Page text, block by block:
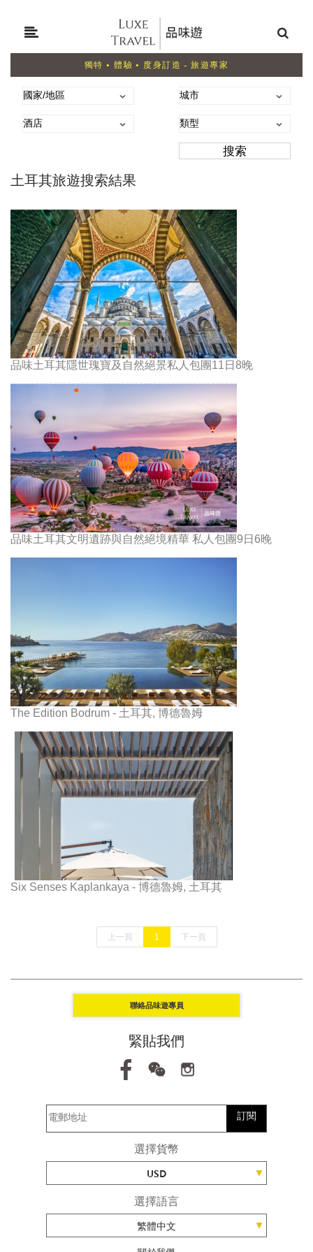
獨特 • 體驗 • 度身訂造 - 旅遊專家
土耳其旅遊搜索結果
品味土耳其隱世瑰寶及自然絕景私人包團11日8晚
品味土耳其文明遺跡與自然絕境精華 私人包團9日6晚
The Edition Bodrum - 土耳其, 博德魯姆
Six Senses Kaplankaya - 博德魯姆, 土耳其
上一頁 1 下一頁
聯絡品味遊專員
緊貼我們
訂閱
選擇貨幣
USD
選擇語言
繁體中文